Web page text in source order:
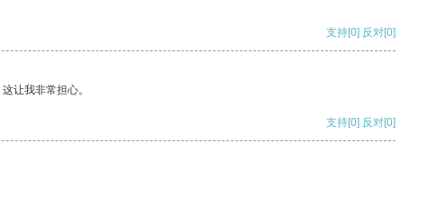
支持[0] 反对[0]
让我非常担心。
支持[0] 反对[0]